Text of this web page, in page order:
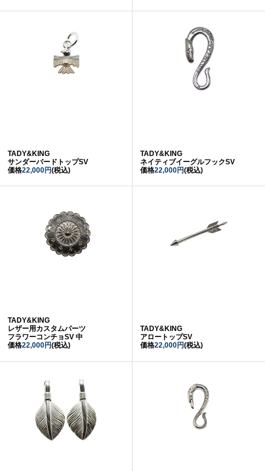
TADY&KING
サンダーバードトップSV
価格22,000円(税込)
TADY&KING
ネイティブイーグルフックSV
価格22,000円(税込)
TADY&KING
レザー用カスタムパーツ
フラワーコンチョSV 中
価格22,000円(税込)
TADY&KING
アロートップSV
価格22,000円(税込)